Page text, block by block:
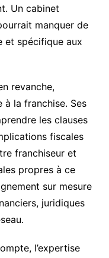
Un cabinet
manquer de
et spécifique aux
revanche,
la franchise. Ses
les clauses
fiscales
franchiseur et
propres à ce
sur mesure
juridiques
l’expertise